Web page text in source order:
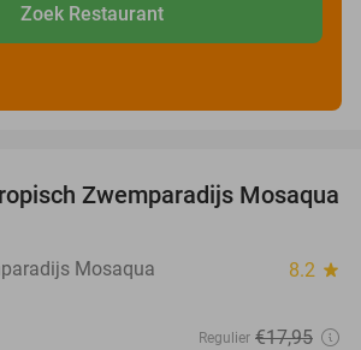
Zoek Restaurant
25%
Zwemparadijs Mosaqua
Mosaqua 8.2 star
Regulier €17,95